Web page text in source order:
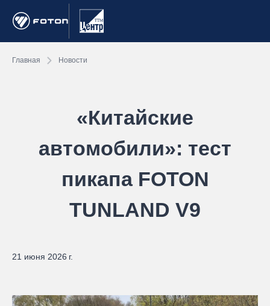
Главная Новости
«Китайские
автомобили»: тест
пикапа FOTON
TUNLAND V9
21 июня 2026 г.